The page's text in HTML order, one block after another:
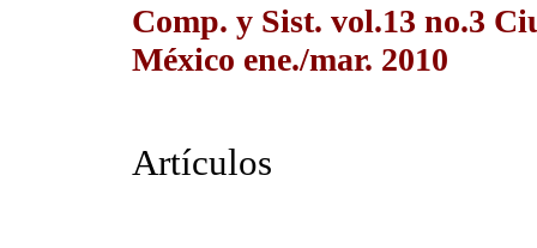
Comp. y Sist. vol.13 no.3
México ene./mar. 2010
Artículos